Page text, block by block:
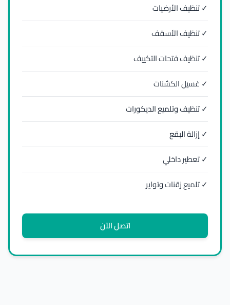
✓ تنظيف الأرضيات
✓ تنظيف الأسقف
✓ تنظيف فتحات التكييف
✓ غسيل الكشنات
✓ تنظيف وتلميع الديكورات
✓ إزالة البقع
✓ تعطير داخلي
✓ تلميع زقنات وتواير
اتصل الآن